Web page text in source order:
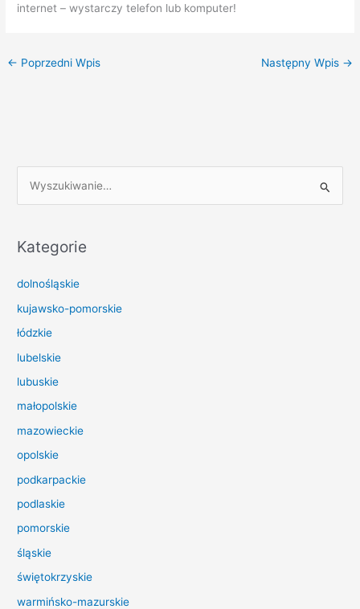
internet – wystarczy telefon lub komputer!
← Poprzedni Wpis Następny Wpis →
k
j
d
l
Kategorie
dolnośląskie
kujawsko-pomorskie
łódzkie
lubelskie
lubuskie
małopolskie
mazowieckie
opolskie
podkarpackie
podlaskie
pomorskie
śląskie
świętokrzyskie
warmińsko-mazurskie